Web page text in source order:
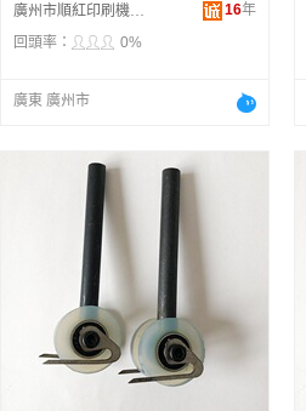
廣州市順紅印刷機配件有限公司
16年
回頭率：
0%
廣東 廣州市